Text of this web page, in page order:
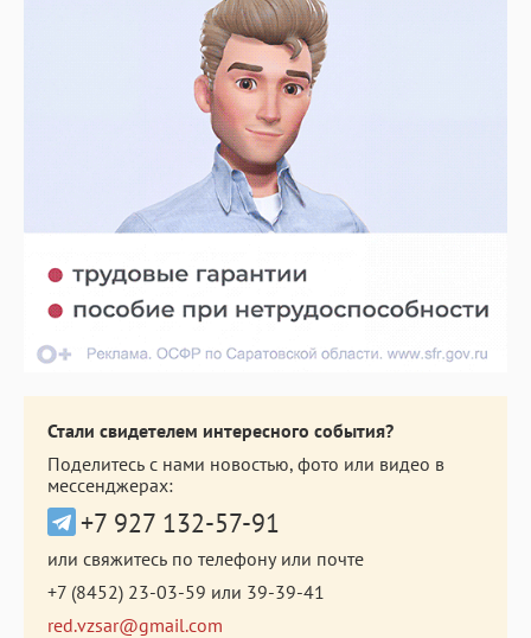
Стали свидетелем интересного события?
Поделитесь с нами новостью, фото или видео в
мессенджерах:
+7 927 132-57-91
или свяжитесь по телефону или почте
+7 (8452) 23-03-59 или 39-39-41
red.vzsar@gmail.com